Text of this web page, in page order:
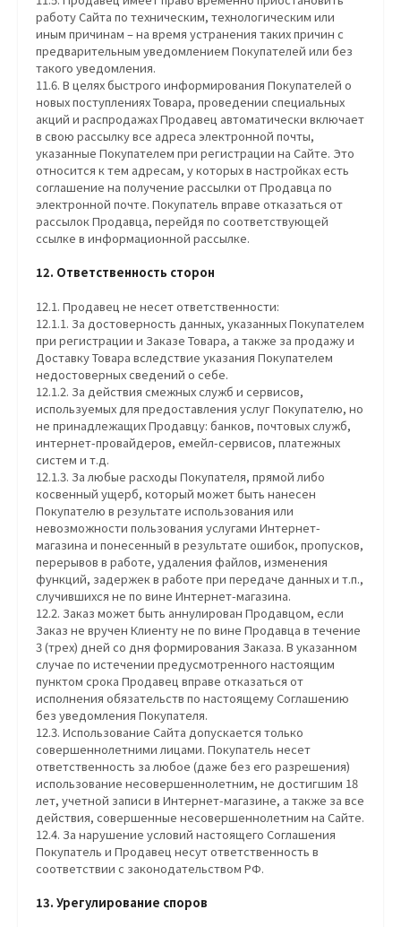
работу Сайта по техническим, технологическим или
иным причинам – на время устранения таких причин с
предварительным уведомлением Покупателей или без
такого уведомления.
11.6. В целях быстрого информирования Покупателей о
новых поступлениях Товара, проведении специальных
акций и распродажах Продавец автоматически включает
в свою рассылку все адреса электронной почты,
указанные Покупателем при регистрации на Сайте. Это
относится к тем адресам, у которых в настройках есть
соглашение на получение рассылки от Продавца по
электронной почте. Покупатель вправе отказаться от
рассылок Продавца, перейдя по соответствующей
ссылке в информационной рассылке.
12. Ответственность сторон
12.1. Продавец не несет ответственности:
12.1.1. За достоверность данных, указанных Покупателем
при регистрации и Заказе Товара, а также за продажу и
Доставку Товара вследствие указания Покупателем
недостоверных сведений о себе.
12.1.2. За действия смежных служб и сервисов,
используемых для предоставления услуг Покупателю, но
не принадлежащих Продавцу: банков, почтовых служб,
интернет-провайдеров, емейл-сервисов, платежных
систем и т.д.
12.1.3. За любые расходы Покупателя, прямой либо
косвенный ущерб, который может быть нанесен
Покупателю в результате использования или
невозможности пользования услугами Интернет-
магазина и понесенный в результате ошибок, пропусков,
перерывов в работе, удаления файлов, изменения
функций, задержек в работе при передаче данных и т.п.,
случившихся не по вине Интернет-магазина.
12.2. Заказ может быть аннулирован Продавцом, если
Заказ не вручен Клиенту не по вине Продавца в течение
3 (трех) дней со дня формирования Заказа. В указанном
случае по истечении предусмотренного настоящим
пунктом срока Продавец вправе отказаться от
исполнения обязательств по настоящему Соглашению
без уведомления Покупателя.
12.3. Использование Сайта допускается только
совершеннолетними лицами. Покупатель несет
ответственность за любое (даже без его разрешения)
использование несовершеннолетним, не достигшим 18
лет, учетной записи в Интернет-магазине, а также за все
действия, совершенные несовершеннолетним на Сайте.
12.4. За нарушение условий настоящего Соглашения
Покупатель и Продавец несут ответственность в
соответствии с законодательством РФ.
13. Урегулирование споров